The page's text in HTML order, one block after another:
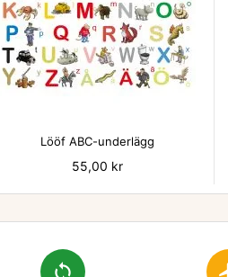

Lööf ABC-underlägg
Pris
55,00 kr